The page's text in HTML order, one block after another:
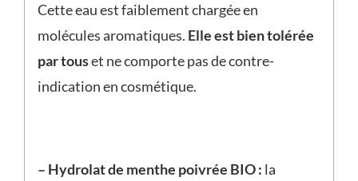
Cette eau est faiblement chargée en
molécules aromatiques. Elle est bien tolérée
par touset ne comporte pas de contre-
indication en cosmétique.
– Hydrolat de menthe poivrée BIO : la